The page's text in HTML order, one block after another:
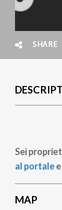
SHARE
Sei
al portale
MAP